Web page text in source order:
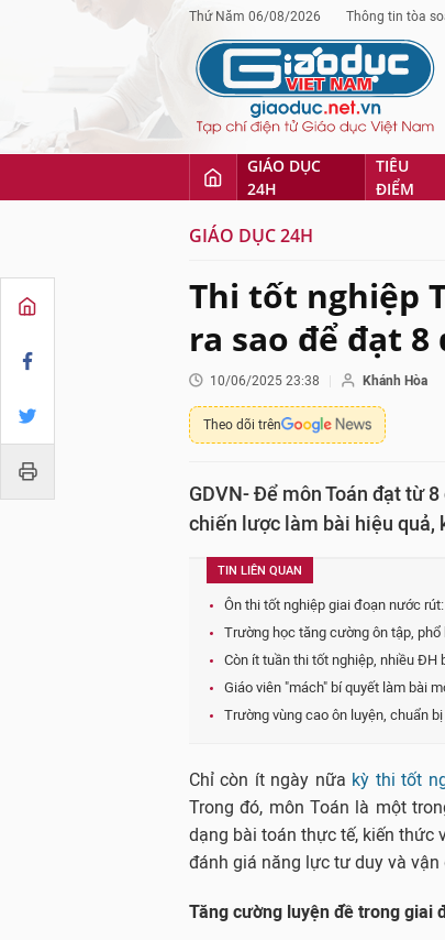
Thứ Năm 06/08/2026 Thông tin tòa
GIÁO DỤC
24H
TIÊU
ĐIỂM
GIÁO DỤC 24H
Thi tốt nghiệp
ra sao để đạt
10/06/2025 23:38 Khánh Hòa
Theo dõi trên
GDVN- Để môn Toán đạt từ
chiến lược làm bài hiệu quả,
TIN LIÊN QUAN
Ôn thi tốt nghiệp giai đoạn nước
Trường học tăng cường ôn tập,
Còn ít tuần thi tốt nghiệp, nhiều ĐH
Giáo viên "mách" bí quyết làm bài
Trường vùng cao ôn luyện, chuẩn
Chỉ còn ít ngày nữa kỳ thi tốt
Trong đó, môn Toán là một
dạng bài toán thực tế, kiến thức
đánh giá năng lực tư duy và
Tăng cường luyện đề trong giai